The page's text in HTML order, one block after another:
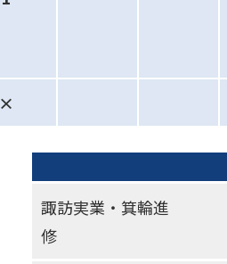
×
諏訪実業・箕輪進
修